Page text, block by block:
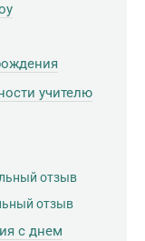
учителю
отзыв
отзыв
с днем